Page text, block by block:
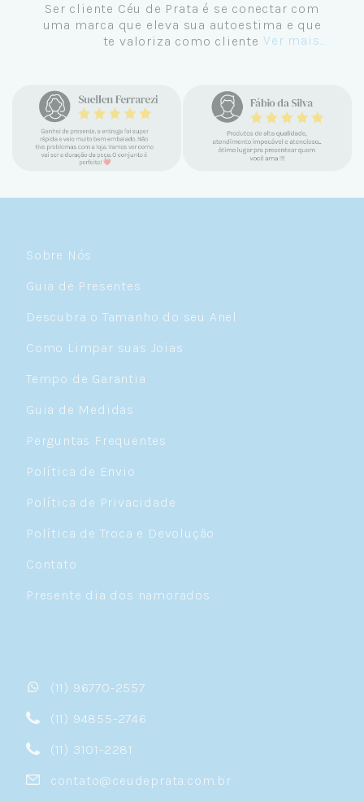
Ser cliente Céu de Prata é se conectar com
uma marca que eleva sua autoestima e que
te valoriza como cliente. Ver mais...
Sobre Nós
Guia de Presentes
Descubra o Tamanho do seu Anel
Como Limpar suas Joias
Tempo de Garantia
Guia de Medidas
Perguntas Frequentes
Política de Envio
Política de Privacidade
Política de Troca e Devolução
Contato
Presente dia dos namorados
(11) 96770-2557
(11) 94855-2746
(11) 3101-2281
contato@ceudeprata.com.br